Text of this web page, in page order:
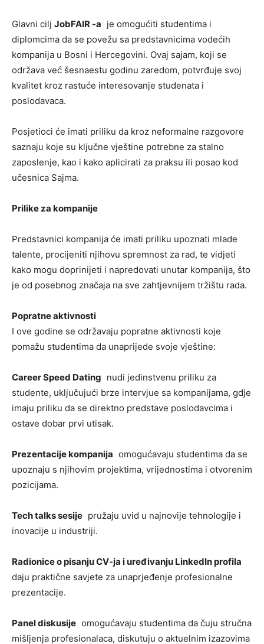
Glavni cilj JobFAIR -a je omogućiti studentima i
diplomcima da se povežu sa predstavnicima vodećih
kompanija u Bosni i Hercegovini. Ovaj sajam, koji se
održava već šesnaestu godinu zaredom, potvrđuje svoj
kvalitet kroz rastuće interesovanje studenata i
poslodavaca.
Posjetioci će imati priliku da kroz neformalne razgovore
saznaju koje su ključne vještine potrebne za stalno
zaposlenje, kao i kako aplicirati za praksu ili posao kod
učesnica Sajma.
Prilike za kompanije
Predstavnici kompanija će imati priliku upoznati mlade
talente, procijeniti njihovu spremnost za rad, te vidjeti
kako mogu doprinijeti i napredovati unutar kompanija, što
je od posebnog značaja na sve zahtjevnijem tržištu rada.
Popratne aktivnosti
I ove godine se održavaju popratne aktivnosti koje
pomažu studentima da unaprijede svoje vještine:
Career Speed Dating nudi jedinstvenu priliku za
studente, uključujući brze intervjue sa kompanijama, gdje
imaju priliku da se direktno predstave poslodavcima i
ostave dobar prvi utisak.
Prezentacije kompanija omogućavaju studentima da se
upoznaju s njihovim projektima, vrijednostima i otvorenim
pozicijama.
Tech talks sesije pružaju uvid u najnovije tehnologije i
inovacije u industriji.
Radionice o pisanju CV-ja i uređivanju LinkedIn profila
daju praktične savjete za unaprjeđenje profesionalne
prezentacije.
Panel diskusije omogućavaju studentima da čuju stručna
mišljenja profesionalaca, diskutuju o aktuelnim izazovima